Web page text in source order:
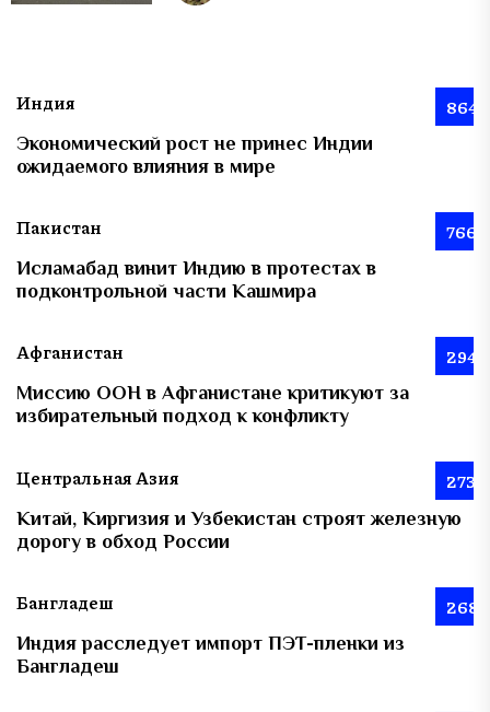
Индия 864
Экономический рост не принес Индии
ожидаемого влияния в мире
Пакистан 766
Исламабад винит Индию в протестах в
подконтрольной части Кашмира
Афганистан 294
Миссию ООН в Афганистане критикуют за
избирательный подход к конфликту
Центральная Азия 273
Китай, Киргизия и Узбекистан строят железную
дорогу в обход России
Бангладеш 268
Индия расследует импорт ПЭТ-пленки из
Бангладеш